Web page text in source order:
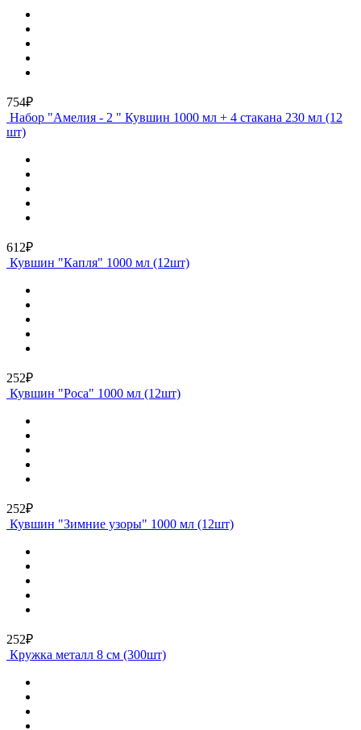
754₽
Набор "Амелия - 2 " Кувшин 1000 мл + 4 стакана 230 мл (12
шт)
612₽
Кувшин "Капля" 1000 мл (12шт)
252₽
Кувшин "Роса" 1000 мл (12шт)
252₽
Кувшин "Зимние узоры" 1000 мл (12шт)
252₽
Кружка металл 8 см (300шт)